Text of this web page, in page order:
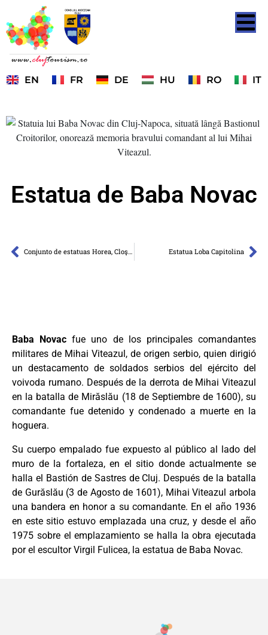
EN FR DE HU RO IT
Estatua de Baba Novac
Conjunto de estatuas Horea, Cloşca y Crişan Estatua Loba Capitolina
Baba Novac fue uno de los principales comandantes
militares de Mihai Viteazul, de origen serbio, quien dirigió
un destacamento de soldados serbios del ejército del
voivoda rumano. Después de la derrota de Mihai Viteazul
en la batalla de Mirăslău (18 de Septiembre de 1600), su
comandante fue detenido y condenado a muerte en la
hoguera.
Su cuerpo empalado fue expuesto al público al lado del
muro de la fortaleza, en el sitio donde actualmente se
halla el Bastión de Sastres de Cluj. Después de la batalla
de Gurăslău (3 de Agosto de 1601), Mihai Viteazul arbola
una bandera en honor a su comandante. En el año 1936
en este sitio estuvo emplazada una cruz, y desde el año
1975 sobre el emplazamiento se halla la obra ejecutada
por el escultor Virgil Fulicea, la estatua de Baba Novac.